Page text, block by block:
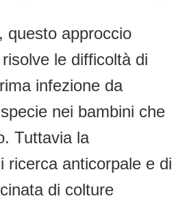
questo approccio
le difficoltà di
infezione da
nei bambini che
Tuttavia la
ricerca anticorpale e di
di colture